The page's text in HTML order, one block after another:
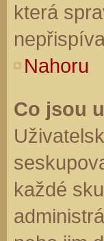
která
Nahoru
Co jsou
každé